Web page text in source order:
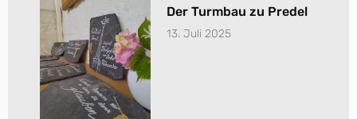
Der Turmbau zu Predel
13. Juli 2025